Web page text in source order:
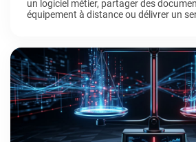
un logiciel métier, partager des
équipement à distance ou délivrer un
contexte, les solutions satellitaires de
suscitent un […]